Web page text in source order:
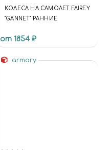
КОЛЕСА НА САМОЛЕТ FAIREY
"GANNET" РАННИЕ
от 1854 ₽
armory